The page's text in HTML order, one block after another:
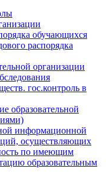
обучающихся
распорядка
организации
гос.контроль в
образовательной
информационной
осуществляющих
по имеющим
образовательным